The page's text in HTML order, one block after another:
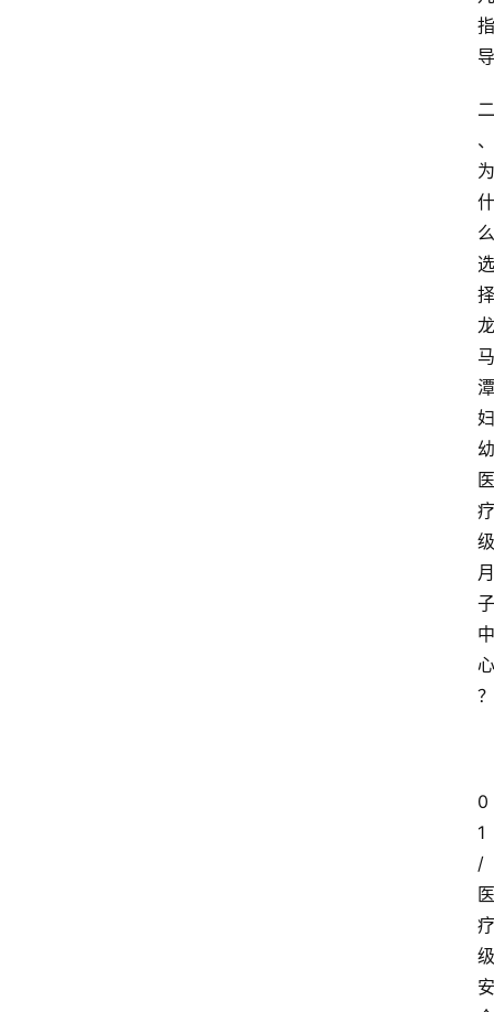
指
导
二
、
为
什
么
选
择
龙
马
潭
妇
幼
医
疗
级
月
子
中
心
？
0
1
/
医
疗
级
安